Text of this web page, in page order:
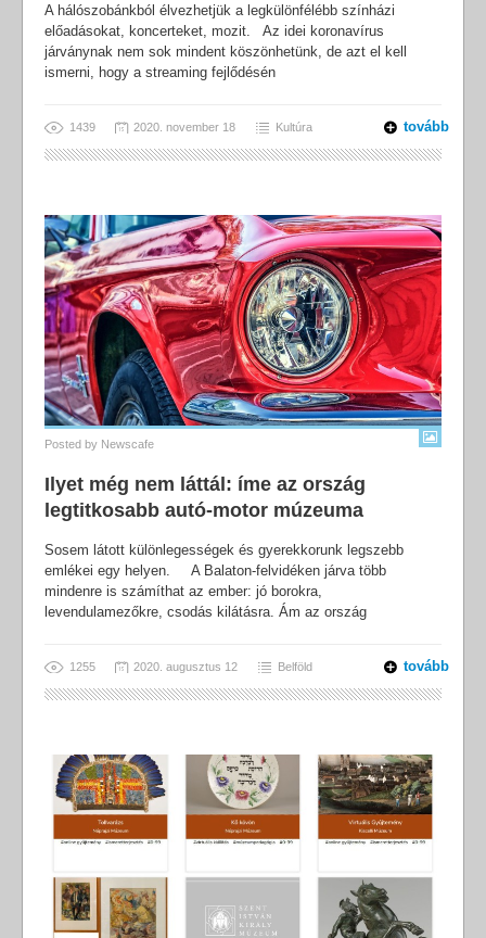
A hálószobánkból élvezhetjük a legkülönfélébb színházi
előadásokat, koncerteket, mozit. Az idei koronavírus
járványnak nem sok mindent köszönhetünk, de azt el kell
ismerni, hogy a streaming fejlődésén
1439 2020. november 18 Kultúra tovább
Posted by Newscafe
Ilyet még nem láttál: íme az ország
legtitkosabb autó-motor múzeuma
Sosem látott különlegességek és gyerekkorunk legszebb
emlékei egy helyen. A Balaton-felvidéken járva több
mindenre is számíthat az ember: jó borokra,
levendulamezőkre, csodás kilátásra. Ám az ország
1255 2020. augusztus 12 Belföld tovább